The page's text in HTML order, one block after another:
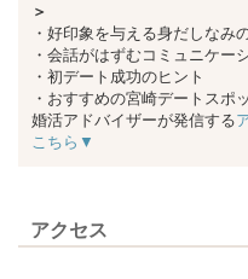
＞
・好印象を与える身だしなみ
・会話がはずむコミュニケー
・初デート成功のヒント
・おすすめの宮崎デートスポ
婚活アドバイザーが発信する
こちら▼
アクセス